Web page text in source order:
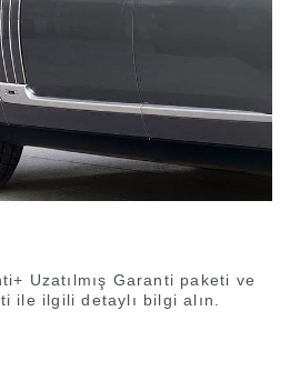
Uzatılmış Garanti paketi ve
ile ilgili detaylı bilgi alın.